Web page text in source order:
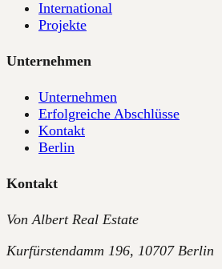
International
Projekte
Unternehmen
Unternehmen
Erfolgreiche Abschlüsse
Kontakt
Berlin
Kontakt
Von Albert Real Estate
Kurfürstendamm 196, 10707 Berlin